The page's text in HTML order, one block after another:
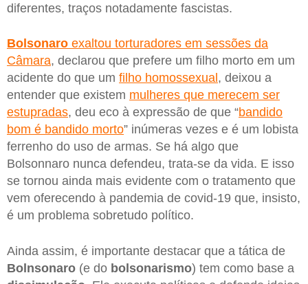
diferentes, traços notadamente fascistas.
Bolsonaro exaltou torturadores em sessões da
Câmara, declarou que prefere um filho morto em um
acidente do que um filho homossexual , deixou a
entender que existem mulheres que merecem ser
estupradas, deu eco à expressão de que “bandido
bom é bandido morto” inúmeras vezes e é um lobista
ferrenho do uso de armas. Se há algo que
Bolsonnaro nunca defendeu, trata-se da vida. E isso
se tornou ainda mais evidente com o tratamento que
vem oferecendo à pandemia de covid-19 que, insisto,
é um problema sobretudo político.
Ainda assim, é importante destacar que a tática de
Bolnsonaro (e do bolsonarismo) tem como base a